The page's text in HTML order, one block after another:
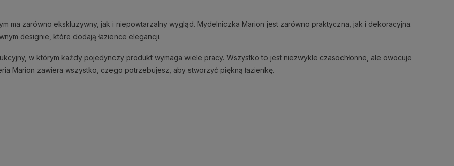
ma zarówno ekskluzywny, jak i niepowtarzalny wygląd. Mydelniczka Marion jest zarówno praktyczna, jak i dekoracyjna.
designie, które dodają łazience elegancji.
w którym każdy pojedynczy produkt wymaga wiele pracy. Wszystko to jest niezwykle czasochłonne, ale owocuje
Marion zawiera wszystko, czego potrzebujesz, aby stworzyć piękną łazienkę.